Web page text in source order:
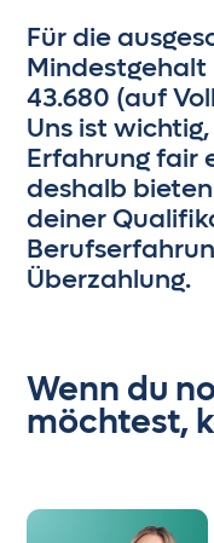
Für die
Mindestgehalt
43.680 (auf
Uns ist
Erfahrung fair
deshalb
deiner
Überzahlung.
Wenn du
möchtest,